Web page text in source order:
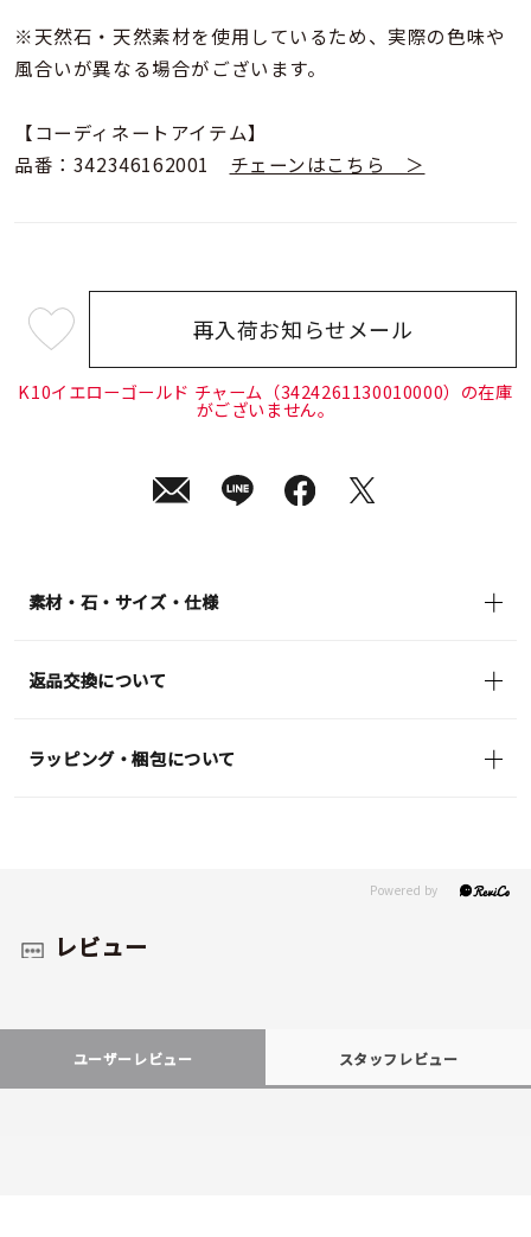
価格 ¥0
在庫 在庫ありのみ
※天然石・天然素材を使用しているため、実際の色味や
風合いが異なる場合がございます。
【コーディネートアイテム】
品番：342346162001 チェーンはこちら ＞
¥39,600 (tax
in)
再入荷お知らせメール
K10イエローゴールド チャーム（3424261130010000）の在庫
がございません。
素材・石・サイズ・仕様
返品交換について
ラッピング・梱包について
レビュー
ユーザーレビュー スタッフレビュー